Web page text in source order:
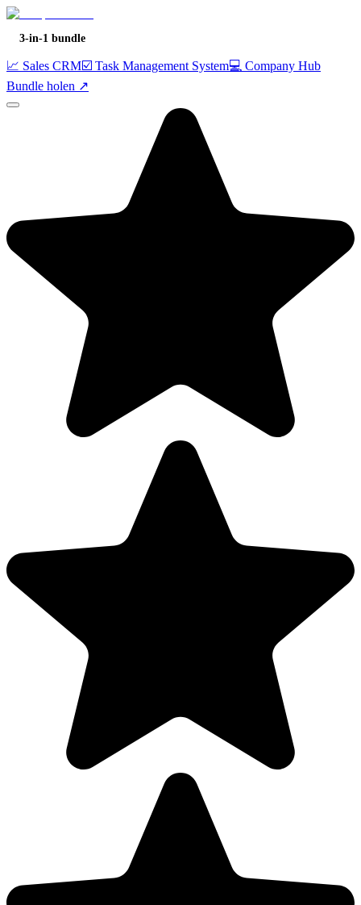
3-in-1 bundle
📈 Sales CRM☑️ Task Management System💻 Company Hub
Bundle holen ↗